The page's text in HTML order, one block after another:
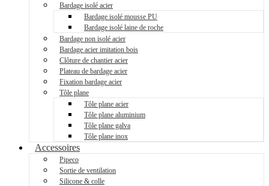
Bardage isolé acier
Bardage isolé mousse PU
Bardage isolé laine de roche
Bardage non isolé acier
Bardage acier imitation bois
Clôture de chantier acier
Plateau de bardage acier
Fixation bardage acier
Tôle plane
Tôle plane acier
Tôle plane aluminium
Tôle plane galva
Tôle plane inox
Accessoires
Pipeco
Sortie de ventilation
Silicone & colle